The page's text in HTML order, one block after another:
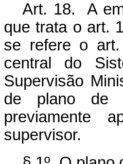
Art. 18. A
que trata o art.
se refere o art.
central do
Supervisão
de plano de
previamente
supervisor.